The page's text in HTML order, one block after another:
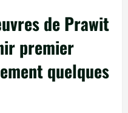
de Prawit
premier
quelques